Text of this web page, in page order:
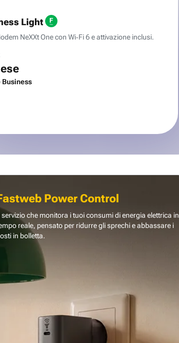
Light
NeXXt One con Wi‑Fi 6 e attivazione inclusi.
Power Control
servizio che monitora i tuoi consumi di energia elettrica in
reale, pensato per ridurre gli sprechi e abbassare i
in bolletta.